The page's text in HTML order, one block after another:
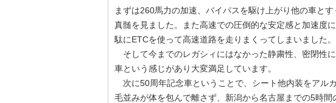
まずは260馬力の加速、バイパスを駆け上がり他の車と
真髄を見ました。また高速での圧倒的な安定感と加速度
駄にETCを使って高速道路を走りまくってしまいました。
そして今までのレガシィにはなかった静粛性、密閉性
車という感じがあり大変満足しています。
次に50周年記念車ということで、シート他内装をアル
毛並みが体を包んで離さず、新潟から名古屋までの5時間